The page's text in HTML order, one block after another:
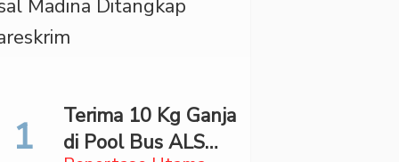
Terima 10 Kg Ganja
di Pool Bus ALS